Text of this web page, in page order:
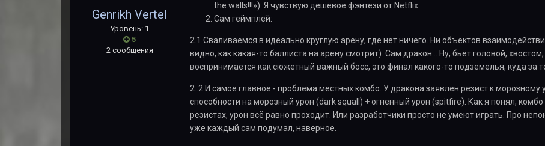
Genrikh Vertel
Уровень: 1
5
2 сообщения
the walls!!!»). Я чувствую дешёвое фэнтези от Netflix.
Сам геймплей:
2.1 Сваливаемся в идеально круглую арену, где нет ничего. Ни объектов
видно, как какая-то баллиста на арену смотрит). Сам дракон... Ну, бьёт головой,
воспринимается как сюжетный важный босс, это финал какого-то подземелья, куда за
2..2 И самое главное - проблема местных комбо. У дракона заявлен резист к морозному
способности на морозный урон (dark squall ) + огненный урон (spitfire). Как я понял,
резистах, урон всё равно проходит. Или разработчики просто не умеют играть. Про
уже каждый сам подумал, наверное.